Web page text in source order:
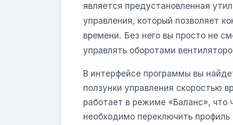
является предустановленная
управления, который позволяет
времени. Без него вы просто не
управлять оборотами
В интерфейсе программы вы
ползунки управления скоростью
работает в режиме «Баланс», что
необходимо переключить